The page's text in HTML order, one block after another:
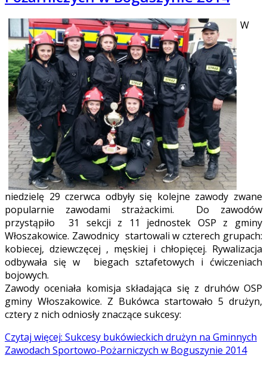
W
niedzielę 29 czerwca odbyły się kolejne zawody zwane
popularnie zawodami strażackimi. Do zawodów
przystąpiło 31 sekcji z 11 jednostek OSP z gminy
Włoszakowice. Zawodnicy startowali w czterech grupach:
kobiecej, dziewczęcej , męskiej i chłopięcej. Rywalizacja
odbywała się w biegach sztafetowych i ćwiczeniach
bojowych.
Zawody oceniała komisja składająca się z druhów OSP
gminy Włoszakowice. Z Bukówca startowało 5 drużyn,
cztery z nich odniosły znaczące sukcesy:
Czytaj więcej: Sukcesy bukówieckich drużyn na Gminnych
Zawodach Sportowo-Pożarniczych w Boguszynie 2014